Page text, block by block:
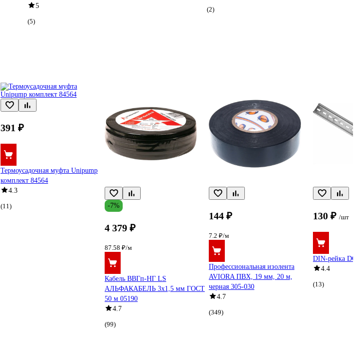
5
(5)
(2)
391 ₽
Термоусадочная муфта Unipump
комплект 84564
4.3
(11) -7%
4 379 ₽
87.58 ₽/м
Кабель ВВГп-НГ LS
АЛЬФАКАБЕЛЬ 3х1,5 мм ГОСТ
50 м 05190
4.7
(99)
144 ₽
7.2 ₽/м
Профессиональная изолента
AVIORA ПВХ, 19 мм, 20 м,
черная 305-030
4.7
(349)
130 ₽ /шт
DIN-рейка
4.4
(13)